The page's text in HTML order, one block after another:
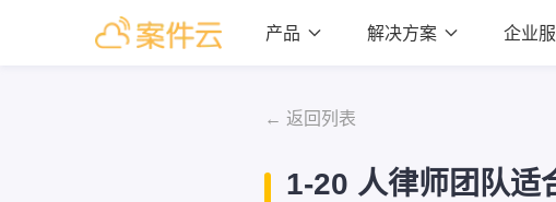
产品  解决方案  企业
← 返回列表
1-20 人律师团队适